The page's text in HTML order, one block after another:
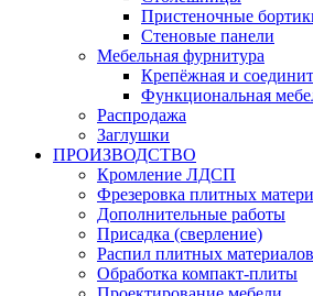
Пристеночные
Стеновые панели
Мебельная фурнитура
Крепёжная и
Функциональная
Распродажа
Заглушки
ПРОИЗВОДСТВО
Кромление ЛДСП
Фрезеровка плитных
Дополнительные работы
Присадка (сверление)
Распил плитных
Обработка компакт-плиты